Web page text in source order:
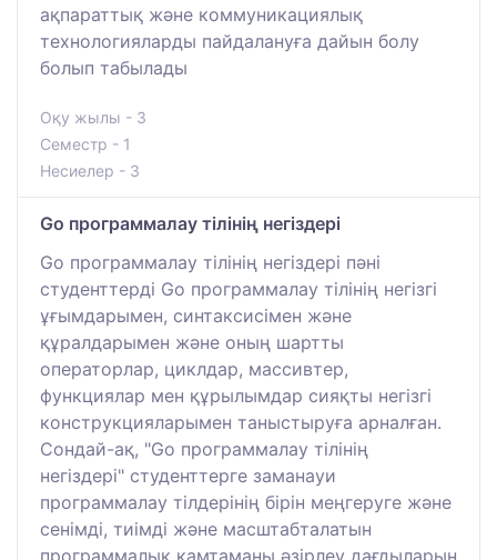
ақпараттық және коммуникациялық
технологияларды пайдалануға дайын болу
болып табылады
Оқу жылы - 3
Семестр - 1
Несиелер - 3
Go программалау тілінің негіздері
Go программалау тілінің негіздері пәні
студенттерді Go программалау тілінің негізгі
ұғымдарымен, синтаксисімен және
құралдарымен және оның шартты
операторлар, циклдар, массивтер,
функциялар мен құрылымдар сияқты негізгі
конструкцияларымен таныстыруға арналған.
Сондай-ақ, "Go программалау тілінің
негіздері" студенттерге заманауи
программалау тілдерінің бірін меңгеруге және
сенімді, тиімді және масштабталатын
программалық қамтаманы әзірлеу дағдыларын